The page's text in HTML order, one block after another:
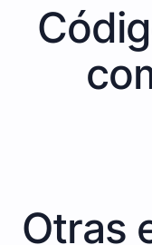
Otras